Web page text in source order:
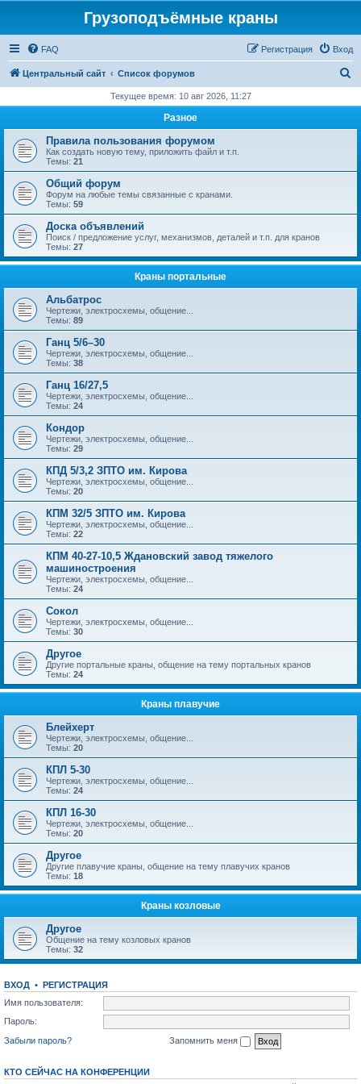
Грузоподъёмные краны
FAQ Вход
Регистрация
Центральный сайт Список форумов
с
Текущее время: 10 авг 2026, 11:27
Разное
Правила пользования форумом
Как создать новую тему, приложить файл и т.п.
Темы: 21
Общий форум
Форум на любые темы связанные с кранами.
Темы: 59
Доска объявлений
Поиск / предложение услуг, механизмов, деталей и т.п. для кранов
Темы: 27
Краны портальные
Альбатрос
Чертежи, электросхемы, общение...
Темы: 89
Ганц 5/6–30
Чертежи, электросхемы, общение...
Темы: 38
Ганц 16/27,5
Чертежи, электросхемы, общение...
Темы: 24
Кондор
Чертежи, электросхемы, общение...
Темы: 29
КПД 5/3,2 ЗПТО им. Кирова
Чертежи, электросхемы, общение...
Темы: 20
КПМ 32/5 ЗПТО им. Кирова
Чертежи, электросхемы, общение...
Темы: 22
КПМ 40-27-10,5 Ждановский завод тяжелого
машиностроения
Чертежи, электросхемы, общение...
Темы: 24
Сокол
Чертежи, электросхемы, общение...
Темы: 30
Другое
Другие портальные краны, общение на тему портальных кранов
Темы: 24
Краны плавучие
Блейхерт
Чертежи, электросхемы, общение...
Темы: 20
КПЛ 5-30
Чертежи, электросхемы, общение...
Темы: 24
КПЛ 16-30
Чертежи, электросхемы, общение...
Темы: 20
Другое
Другие плавучие краны, общение на тему плавучих кранов
Темы: 18
Краны козловые
Другое
Общение на тему козловых кранов
Темы: 32
ВХОД • РЕГИСТРАЦИЯ
Имя пользователя:
Пароль:
Забыли пароль?
Запомнить меня
КТО СЕЙЧАС НА КОНФЕРЕНЦИИ